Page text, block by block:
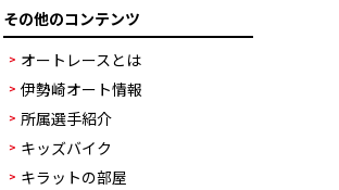
その他のコンテンツ
オートレースとは
伊勢崎オート情報
所属選手紹介
キッズバイク
キラットの部屋